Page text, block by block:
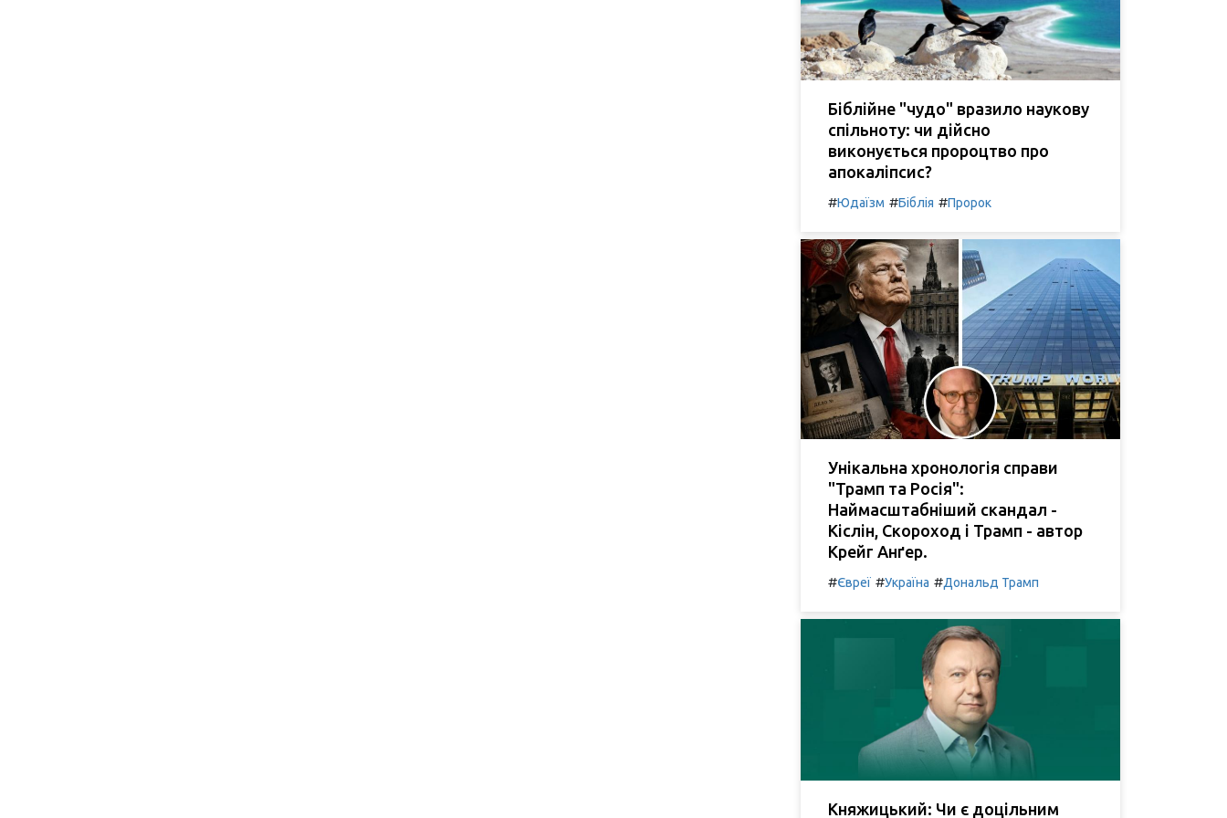
Біблійне "чудо" вразило наукову
спільноту: чи дійсно
виконується пророцтво про
апокаліпсис?
#Юдаїзм #Біблія #Пророк
Унікальна хронологія справи
"Трамп та Росія":
Наймасштабніший скандал -
Кіслін, Скороход і Трамп - автор
Крейг Анґер.
#Євреї #Україна #Дональд Трамп
Княжицький: Чи є доцільним